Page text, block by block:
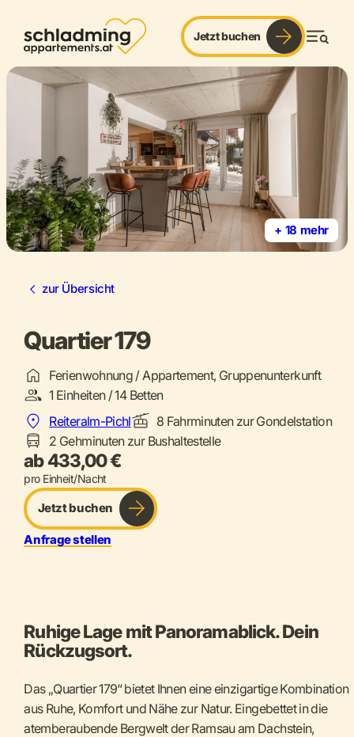
Jetzt buchen
+ 18 mehr
zur Übersicht
Quartier 179
Ferienwohnung / Appartement, Gruppenunterkunft
1 Einheiten / 14 Betten
Reiteralm-Pichl
8 Fahrminuten zur Gondelstation
2 Gehminuten zur Bushaltestelle
ab 433,00 €
pro Einheit/Nacht
Jetzt buchen
Anfrage stellen
Ruhige Lage mit Panoramablick. Dein
Rückzugsort.
Das „Quartier 179“ bietet Ihnen eine einzigartige Kombination
aus Ruhe, Komfort und Nähe zur Natur. Eingebettet in die
atemberaubende Bergwelt der Ramsau am Dachstein,